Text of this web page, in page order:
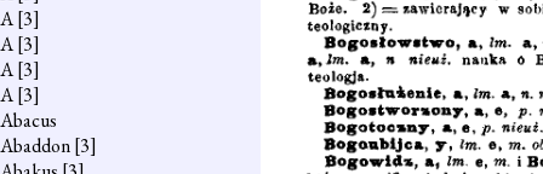
A[3]
A[3]
A[3]
A[3]
Abacus
Abaddon[3]